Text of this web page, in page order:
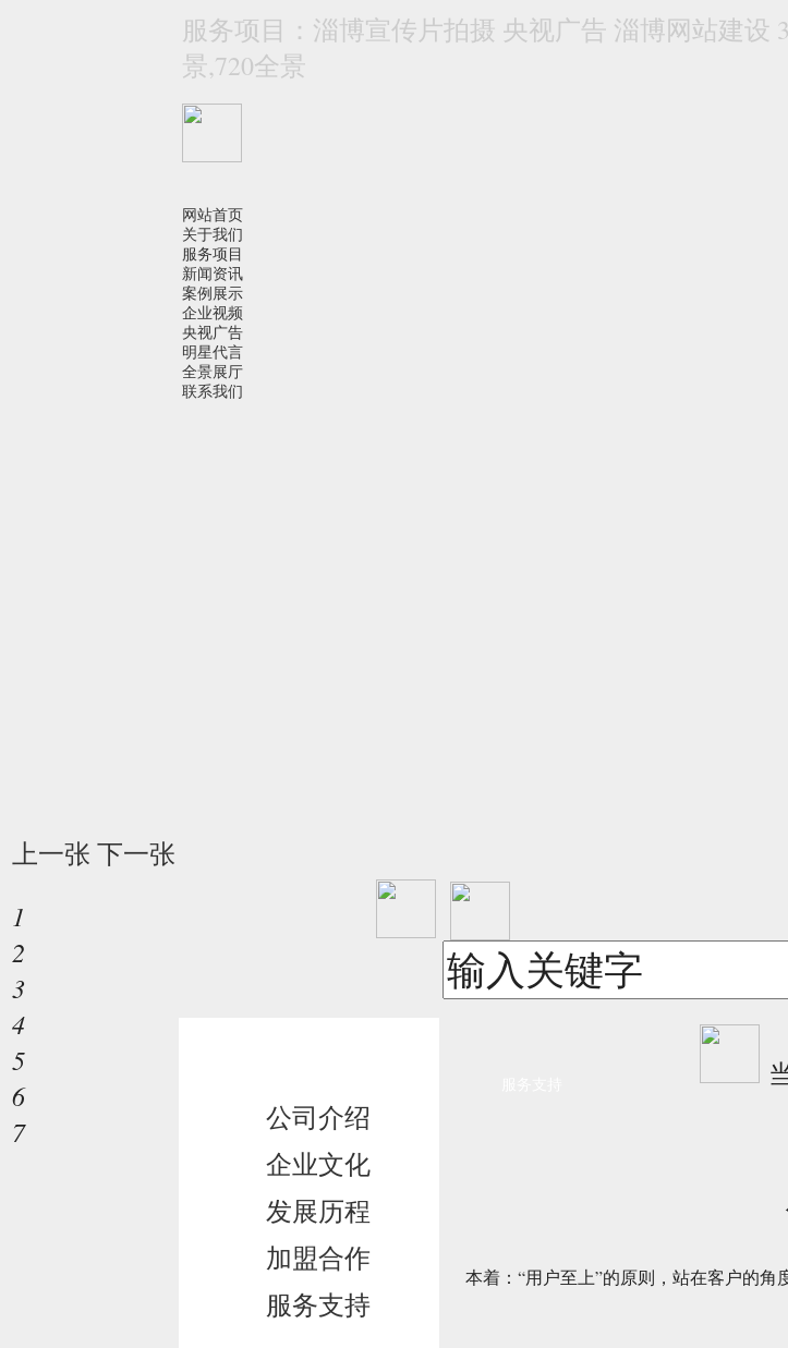
服务项目：淄博宣传片拍摄 央视广告 淄博网站建设
景,720全景
网站首页
关于我们
服务项目
新闻资讯
案例展示
企业视频
央视广告
明星代言
全景展厅
联系我们
上一张 下一张
1
2
3
4
5
6
7
公司介绍
企业文化
发展历程
加盟合作
服务支持
本着：“用户至上”的原则，站在客户的角